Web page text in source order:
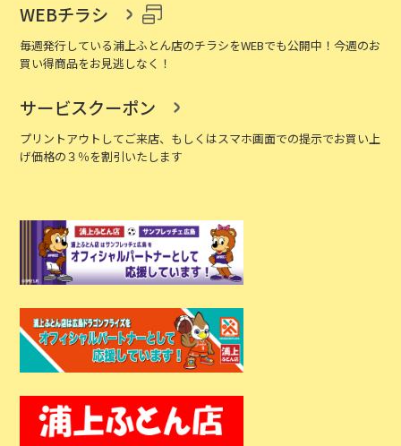
WEBチラシ
毎週発行している浦上ふとん店のチラシをWEBでも公開中！今週のお
買い得商品をお見逃しなく！
サービスクーポン
プリントアウトしてご来店、もしくはスマホ画面での提示でお買い上
げ価格の３％を割引いたします